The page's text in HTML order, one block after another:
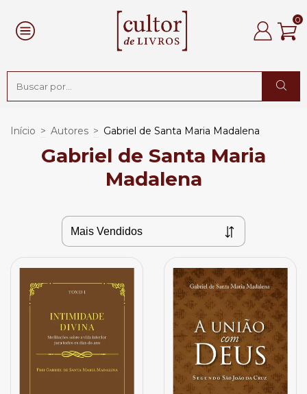
0
Início > Autores > Gabriel de Santa Maria Madalena
Gabriel de Santa Maria
Madalena